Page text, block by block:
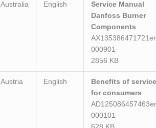
Australia English
Service Manual
Danfoss Burner
Components
000901
2856 KB
Austria English
Benefits of service
for consumers
000101